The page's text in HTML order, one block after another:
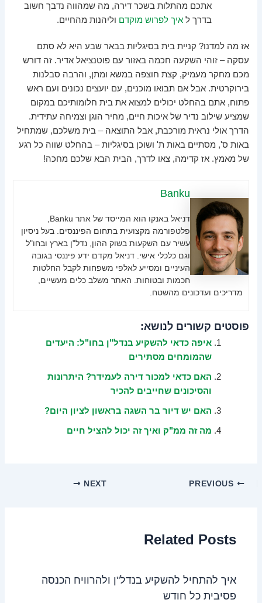
אתכם מהתלות בשכר דירה, מה שמהווה נדבך חשוב
בדרך לאיך לפרוש מוקדם וליהנות מהחיים.
אז מה למדנו? קניית בית בסיגליות בבאר שבע היא לא סתם
עסקה – זוהי השקעה חכמה באזור עם פוטנציאל אדיר. זה דורש
מכם מחקר מעמיק, קצת חוצפה במשא ומתן, והרבה סבלנות
בירוקרטית. אבל אם תבואו מוכנים, עם יועצים נכונים ועם ראש
פתוח, אתם בהחלט יכולים למצוא את בית חלומותיכם במקום
שמציע שילוב נדיר של איכות חיים, מחיר הוגן וצמיחה עתידית.
הדרך אולי נראית מורכבת, אבל התוצאה – בית משלכם, שמתחיל
באות ס', מסתיים באות ת' ושוכן בסיגליות – בהחלט שווה כל רגע
של מאמץ. אז קדימה, צאו לדרך, הבית הבא שלכם מחכה!
Banku
פלטפורמה מקצועית בתחום הפיננסים. בעל ניסיון
עשיר עם השקעות בשוק ההון, נדל"ן בארץ ובחו"ל
וגם כלכלי אישי. דניאל מקדם ידע פיננסי בגובה
העיניים ומסייע לאלפי משפחות לקבל החלטות
חכמות ובטוחות. האתר משלב כלים מעשיים,
מדריכים ועדכונים מהשטח.
פוסטים קשורים לנושא:
איפה כדאי להשקיע בנדל"ן בחו"ל: היעדים
שהמומחים מסתירים
האם כדאי למכור דירה לעמידר? היתרונות
והסיכונים שחייבים להכיר
האם יש דיור בר השגה בראשון לציון היום?
מה זה ממ"ק ואיך זה יכול להציל חיים
NEXT
Related Posts
איך להתחיל להשקיע בנדל"ן ולהרוויח הכנסה
פסיבית כל חודש